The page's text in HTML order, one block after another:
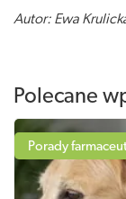
Autor: Ewa
Polecane
Porady